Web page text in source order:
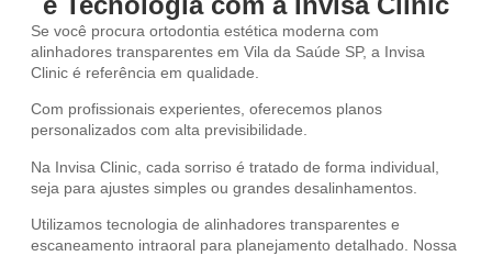
Se você procura ortodontia estética moderna com
alinhadores transparentes em Vila da Saúde SP, a Invisa
Clinic é referência em qualidade.
Com profissionais experientes, oferecemos planos
personalizados com alta previsibilidade.
Na Invisa Clinic, cada sorriso é tratado de forma individual,
seja para ajustes simples ou grandes desalinhamentos.
Utilizamos tecnologia de alinhadores transparentes e
escaneamento intraoral para planejamento detalhado. Nossa